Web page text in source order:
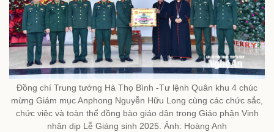
Đồng chí Trung tướng Hà Thọ Bình -Tư lệnh Quân khu 4 chúc
mừng Giám mục Anphong Nguyễn Hữu Long cùng các chức sắc,
chức việc và toàn thể đồng bào giáo dân trong Giáo phận Vinh
nhân dịp Lễ Giáng sinh 2025. Ảnh: Hoàng Anh